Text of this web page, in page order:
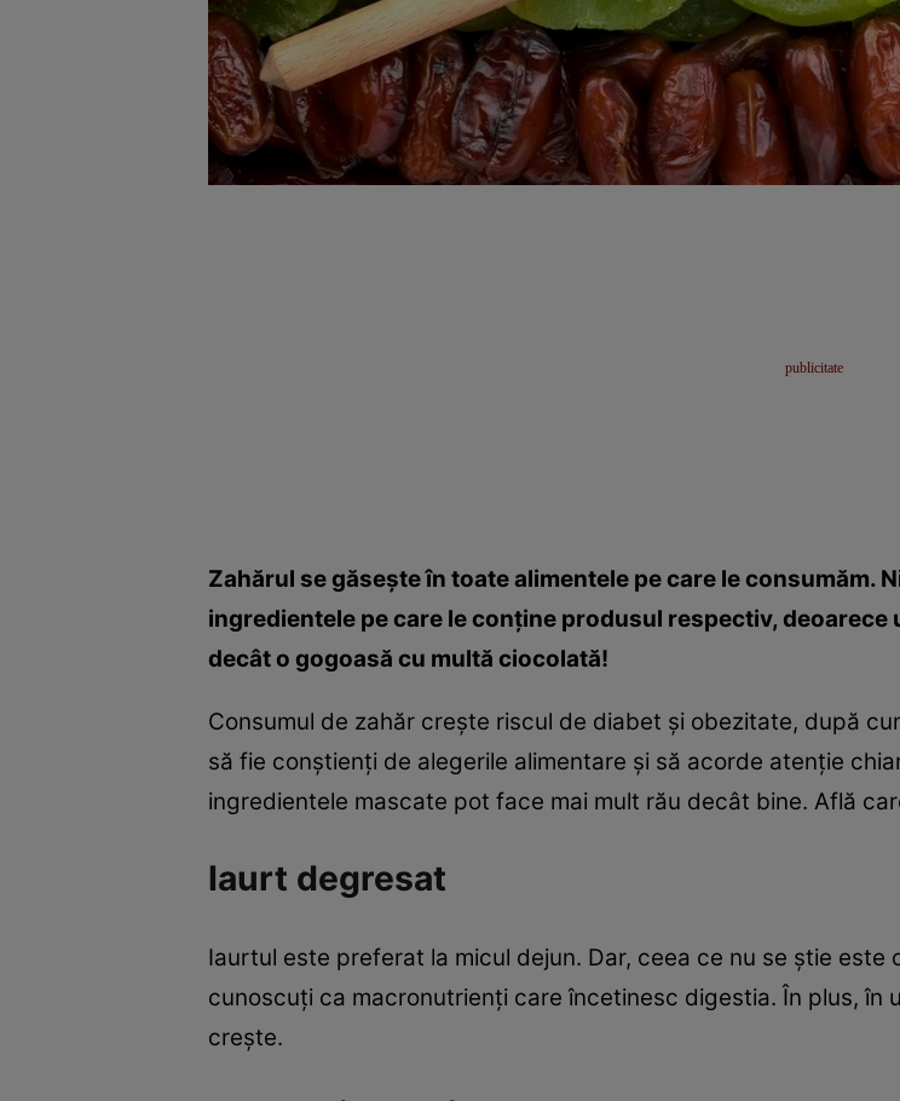
Zahărul se găseşte în toate alimentele pe care le consumăm.
ingredientele pe care le conţine produsul respectiv,
decât o gogoasă cu multă ciocolată!
Consumul de zahăr creşte riscul de diabet şi obezitate, după
să fie conştienţi de alegerile alimentare şi să acorde atenţie
ingredientele mascate pot face mai mult rău decât bine. Află
Iaurt degresat
Iaurtul este preferat la micul dejun. Dar, ceea ce nu se ştie
cunoscuţi ca macronutrienţi care încetinesc digestia. În plus, în
creşte.